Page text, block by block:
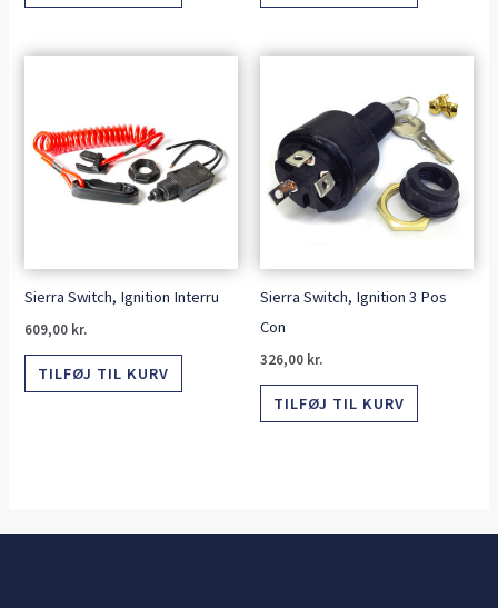
Sierra Switch, Ignition Interru
609,00 kr.
TILFØJ TIL KURV
Sierra Switch, Ignition 3 Pos
Con
326,00 kr.
TILFØJ TIL KURV